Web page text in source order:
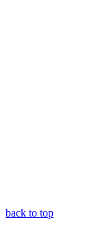
back to top